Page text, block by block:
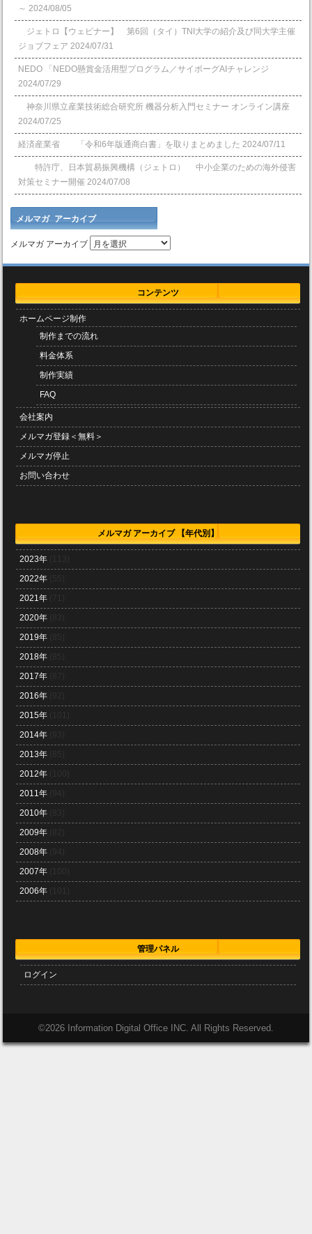
～ 2024/08/05
ジェトロ【ウェビナー】 第6回（タイ）TNI大学の紹介及び同大学主催
ジョブフェア 2024/07/31
NEDO 「NEDO懸賞⾦活⽤型プログラム／サイボーグAIチャレンジ
2024/07/29
神奈川県立産業技術総合研究所 機器分析入門セミナー オンライン講座
2024/07/25
経済産業省 「令和6年版通商白書」を取りまとめました 2024/07/11
特許庁、日本貿易振興機構（ジェトロ） 中小企業のための海外侵害
対策セミナー開催 2024/07/08
メルマガ アーカイブ
メルマガ アーカイブ
コンテンツ
ホームページ制作
制作までの流れ
料金体系
制作実績
FAQ
会社案内
メルマガ登録＜無料＞
メルマガ停止
お問い合わせ
メルマガ アーカイブ 【年代別】
2023年
2022年
2021年
2020年
2019年
2018年
2017年
2016年
2015年
2014年
2013年
2012年
2011年
2010年
2009年
2008年
2007年
2006年
管理パネル
ログイン
©2026 Information Digital Office INC. All Rights Reserved.